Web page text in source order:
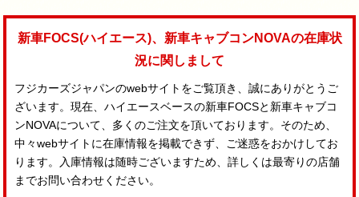
新車FOCS(ハイエース)、新車キャブコンNOVAの在庫状
況に関しまして
フジカーズジャパンのwebサイトをご覧頂き、誠にありがとうご
ざいます。現在、ハイエースベースの新車FOCSと新車キャブコ
ンNOVAについて、多くのご注文を頂いております。そのため、
中々webサイトに在庫情報を掲載できず、ご迷惑をおかけしてお
ります。入庫情報は随時ございますため、詳しくは最寄りの店舗
までお問い合わせください。